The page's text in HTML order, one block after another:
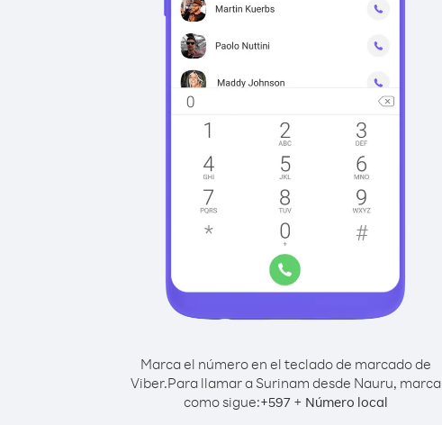
Marca el número en el teclado de marcado de
Viber.Para llamar a Surinam desde Nauru, marca
como sigue:+597+ Número local